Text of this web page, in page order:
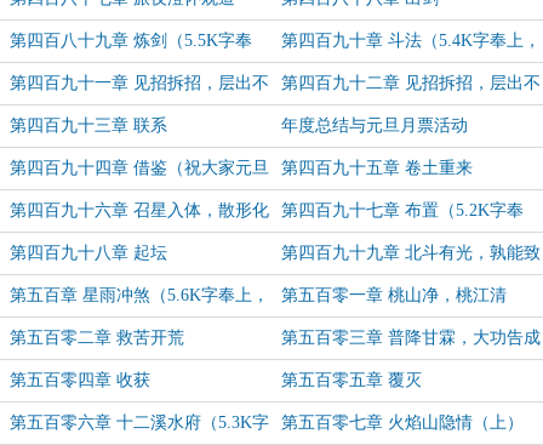
（5.1K字奉上，求月票支持~）
第四百八十九章 炼剑（5.5K字奉
上，求月票支持~）
第四百九十章 斗法（5.4K字奉上，
求月票支持~）
第四百九十一章 见招拆招，层出不
穷（上）
第四百九十二章 见招拆招，层出不
穷（下）（求月票支持~）
第四百九十三章 联系 年度总结与元旦月票活动
第四百九十四章 借鉴（祝大家元旦
快乐，万事顺遂～）
第四百九十五章 卷土重来
第四百九十六章 召星入体，散形化
气
第四百九十七章 布置（5.2K字奉
上，求月票支持~）
第四百九十八章 起坛 第四百九十九章 北斗有光，孰能致
之？（5.3K字奉上，求月票支持~）
第五百章 星雨冲煞（5.6K字奉上，
求月票支持~）
第五百零一章 桃山净，桃江清
（6K字奉上，求月票支持~）
第五百零二章 救苦开荒 第五百零三章 普降甘霖，大功告成
第五百零四章 收获 第五百零五章 覆灭
第五百零六章 十二溪水府（5.3K字 第五百零七章 火焰山隐情（上）